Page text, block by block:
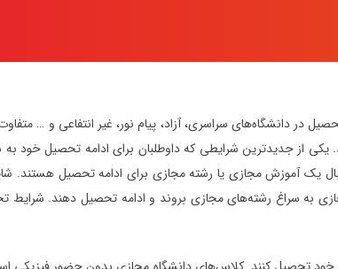
در دانشگاه‌های سراسری، آزاد، پیام نور، غیر انتفاعی و …
یکی از جدیدترین شرایطی که داوطلبان برای ادامه تحصیل خود
یک آموزش مجازی یا رشته مجازی برای ادامه تحصیل هستند.
به سراغ رشته‌های مجازی بروند و ادامه تحصیل دهند.